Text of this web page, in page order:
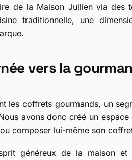
de la Maison Jullien via des
traditionnelle, une
vers la
les coffrets gourmands, un
avons donc créé un espace
composer lui-même son
généreux de la maison et